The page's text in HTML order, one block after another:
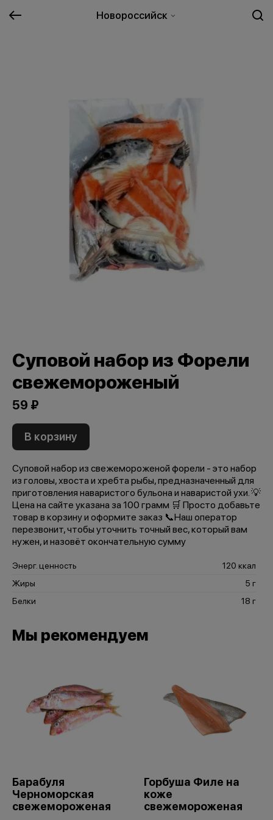
Новороссийск
Суповой набор из Форели
свежемороженый
59 ₽
В корзину
Суповой набор из свежемороженой форели - это набор
из головы, хвоста и хребта рыбы, предназначенный для
приготовления наваристого бульона и наваристой ухи. 💡
Цена на сайте указана за 100 грамм 🛒 Просто добавьте
товар в корзину и оформите заказ 📞Наш оператор
перезвонит, чтобы уточнить точный вес, который вам
нужен, и назовёт окончательную сумму
Энерг. ценность
120 ккал
Жиры
5 г
Белки
18 г
Мы рекомендуем
Барабуля
Черноморская
свежемороженая
Горбуша Филе на
коже
свежемороженая